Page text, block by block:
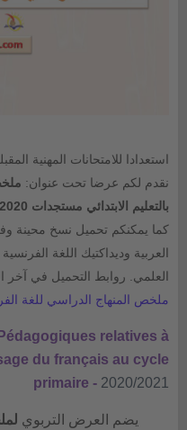
استعدادا للامتحانات المهنية
نقدم لكم عرضا تحت عنوان:
بالتعليم الابتدائي مستجدات 2020
العربية وديداكتيك اللغة
العلمي. روابط التحميل في آخر
ملخص المنهاج الدراسي للغة
relatives à
du français au cycle
primaire - 2020/2021
يضم العرض التربوي